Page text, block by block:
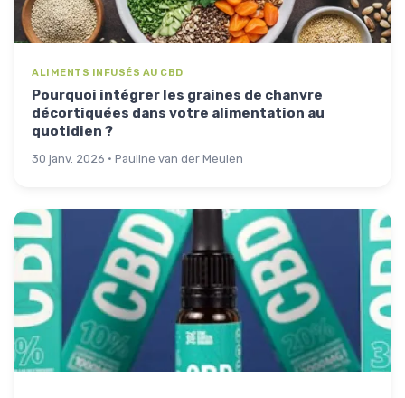
ALIMENTS INFUSÉS AU CBD
Pourquoi intégrer les graines de chanvre
décortiquées dans votre alimentation au
quotidien ?
30 janv. 2026 · Pauline van der Meulen